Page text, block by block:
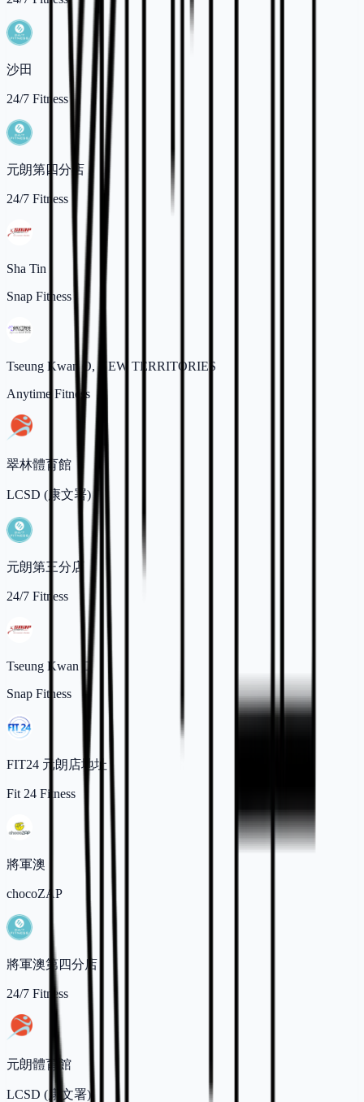
沙田
24/7 Fitness
元朗第四分店
24/7 Fitness
Sha Tin
Snap Fitness
Tseung Kwan O, NEW TERRITORIES
Anytime Fitness
翠林體育館
LCSD (康文署)
元朗第三分店
24/7 Fitness
Tseung Kwan O
Snap Fitness
FIT24 元朗店地址
Fit 24 Fitness
將軍澳
chocoZAP
將軍澳第四分店
24/7 Fitness
元朗體育館
LCSD (康文署)